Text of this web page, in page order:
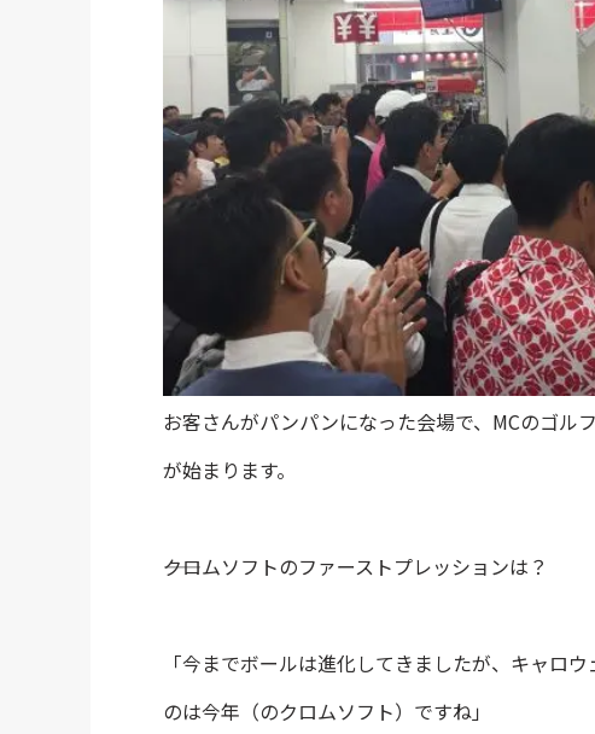
お客さんがパンパンになった会場で、MCのゴル
が始まります。
――クロムソフトのファーストプレッションは？
「今までボールは進化してきましたが、キャロ
のは今年（のクロムソフト）ですね」